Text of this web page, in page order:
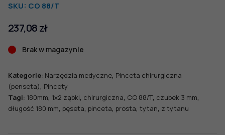
SKU: CO 88/T
237,08zł
Brak w magazynie
Kategorie: Narzędzia medyczne, Pinceta chirurgiczna
(penseta), Pincety
Tagi: 180mm, 1x2 ząbki, chirurgiczna, CO 88/T, czubek 3 mm,
długość 180 mm, pęseta, pinceta, prosta, tytan, z tytanu